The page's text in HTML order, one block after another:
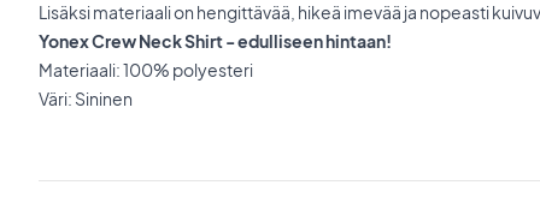
Lisäksi materiaali on hengittävää, hikeä imevää ja nopeasti
Yonex Crew Neck Shirt - edulliseen hintaan!
Materiaali: 100% polyesteri
Väri: Sininen